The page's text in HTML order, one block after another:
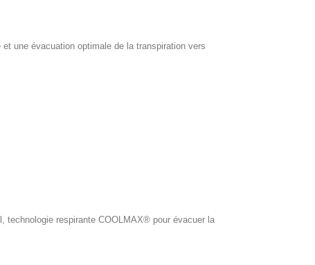
une évacuation optimale de la transpiration vers
technologie respirante COOLMAX® pour évacuer la